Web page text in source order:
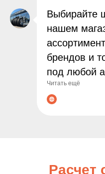
Выбирайте
нашем
брендов и
под любой
товары,
Читать ещё
Расчет